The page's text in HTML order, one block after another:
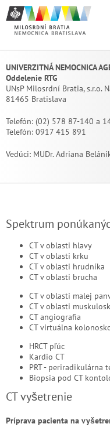
UNIVERZITNÁ NEMOCNICA
Oddelenie RTG
UNsP Milosrdní Bratia, s.r.o.
81465 Bratislava
Telefón: (02) 578 87-140 a
Telefón: 0917 415 891
Vedúci: MUDr. Adriana
Spektrum
CT v oblasti hlavy
CT v oblasti krku
CT v oblasti hrudníka
CT v oblasti brucha
CT v oblasti malej
CT v oblasti
CT angiografia
CT virtuálna
HRCT pľúc
Kardio CT
PRT - periradikulárna
Biopsia pod CT
CT vyšetrenie
Príprava pacienta na